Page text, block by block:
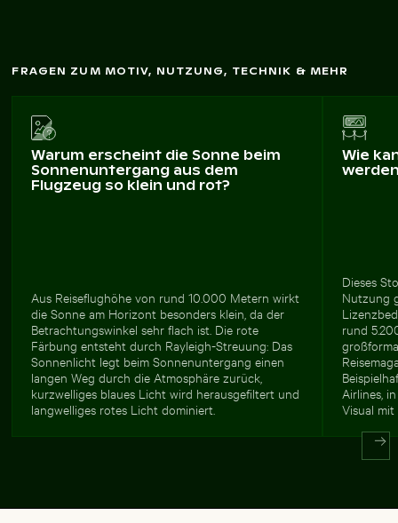
FRAGEN ZUM MOTIV, NUTZUNG, TECHNIK & MEHR
Warum erscheint die Sonne beim
Sonnenuntergang aus dem
Flugzeug so klein und rot?
Aus Reiseflughöhe von rund 10.000 Metern wirkt
die Sonne am Horizont besonders klein, da der
Betrachtungswinkel sehr flach ist. Die rote
Färbung entsteht durch Rayleigh-Streuung: Das
Sonnenlicht legt beim Sonnenuntergang einen
langen Weg durch die Atmosphäre zurück,
kurzwelliges blaues Licht wird herausgefiltert und
langwelliges rotes Licht dominiert.
Wie
Dieses
Nutzung
rund
Airlines,
Visual